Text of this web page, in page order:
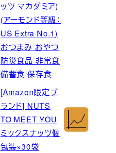
ッツ マカダミア)
(アーモンド等級：
US Extra No.1)
おつまみ おやつ
防災食品 非常食
備蓄食 保存食
[Amazon限定ブ
ランド] NUTS
TO MEET YOU
ミックスナッツ個
包装×30袋